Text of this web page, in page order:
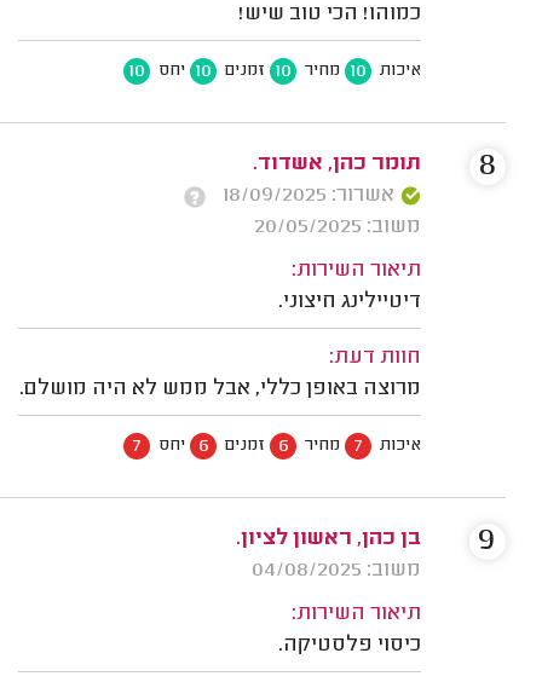
כמוהו! הכי טוב שיש!
איכות 10 מחיר 10 זמנים 10 יחס 10
תומר כהן, אשדוד.
אשרור: 18/09/2025
משוב: 20/05/2025
תיאור השירות:
דיטיילינג חיצוני.
חוות דעת:
מרוצה באופן כללי, אבל ממש לא היה מושלם.
איכות 7 מחיר 6 זמנים 6 יחס 7
8
בן כהן, ראשון לציון.
משוב: 04/08/2025
תיאור השירות:
כיסוי פלסטיקה.
9